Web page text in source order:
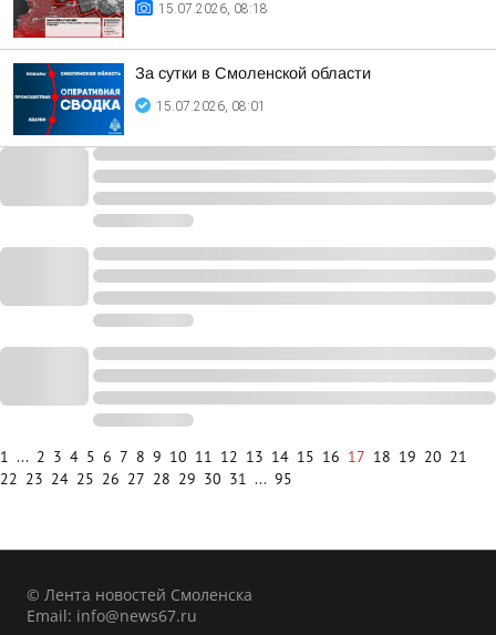
15.07.2026, 08:18
За сутки в Смоленской области
15.07.2026, 08:01
1 ... 2 3 4 5 6 7 8 9 10 11 12 13 14 15 16 17 18 19 20 21
22 23 24 25 26 27 28 29 30 31 ... 95
© Лента новостей Смоленска
Email: info@news67.ru